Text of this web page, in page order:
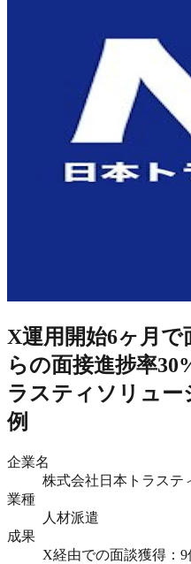
X運用開始6ヶ月
らの面接進捗率
ラスティソリュー
例
企業名
株式会社日本トラステ
業種
人材派遣
成果
X経由での面談獲得：